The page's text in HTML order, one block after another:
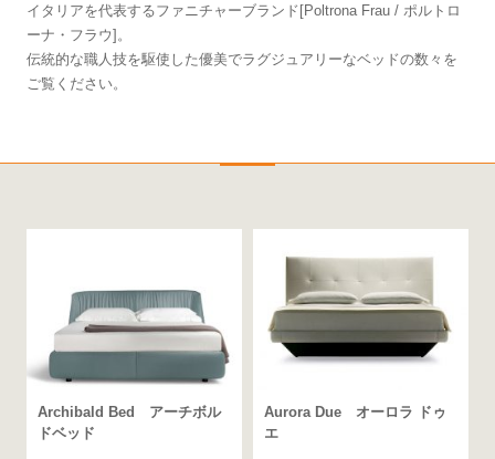
イタリアを代表するファニチャーブランド[Poltrona Frau / ポルトロ
ーナ・フラウ]。
伝統的な職人技を駆使した優美でラグジュアリーなベッドの数々を
ご覧ください。
Archibald Bed アーチボル
ドベッド
Aurora Due オーロラ ドゥ
エ